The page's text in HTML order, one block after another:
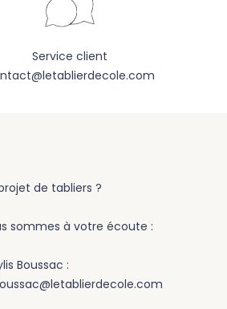
Service client
de tabliers ?
sommes à votre écoute :
Boussac :